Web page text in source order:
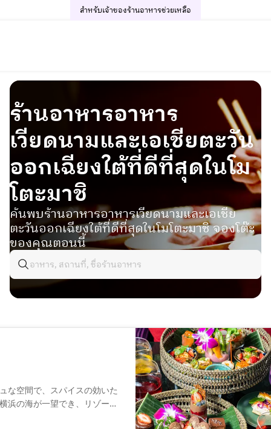
สำหรับเจ้าของร้านอาหารช่วยเหลือ
ร้านอาหารอาหาร
เวียดนามและเอเชียตะวัน
ออกเฉียงใต้ที่ดีที่สุดในโม
โตะมาชิ
ค้นพบร้านอาหารอาหารเวียดนามและเอเชีย
ตะวันออกเฉียงใต้ที่ดีที่สุดในโมโตะมาชิ จองโต๊ะ
ของคุณตอนนี้
な空間で、スパイスの効いた
浜の海が一望でき、リゾート